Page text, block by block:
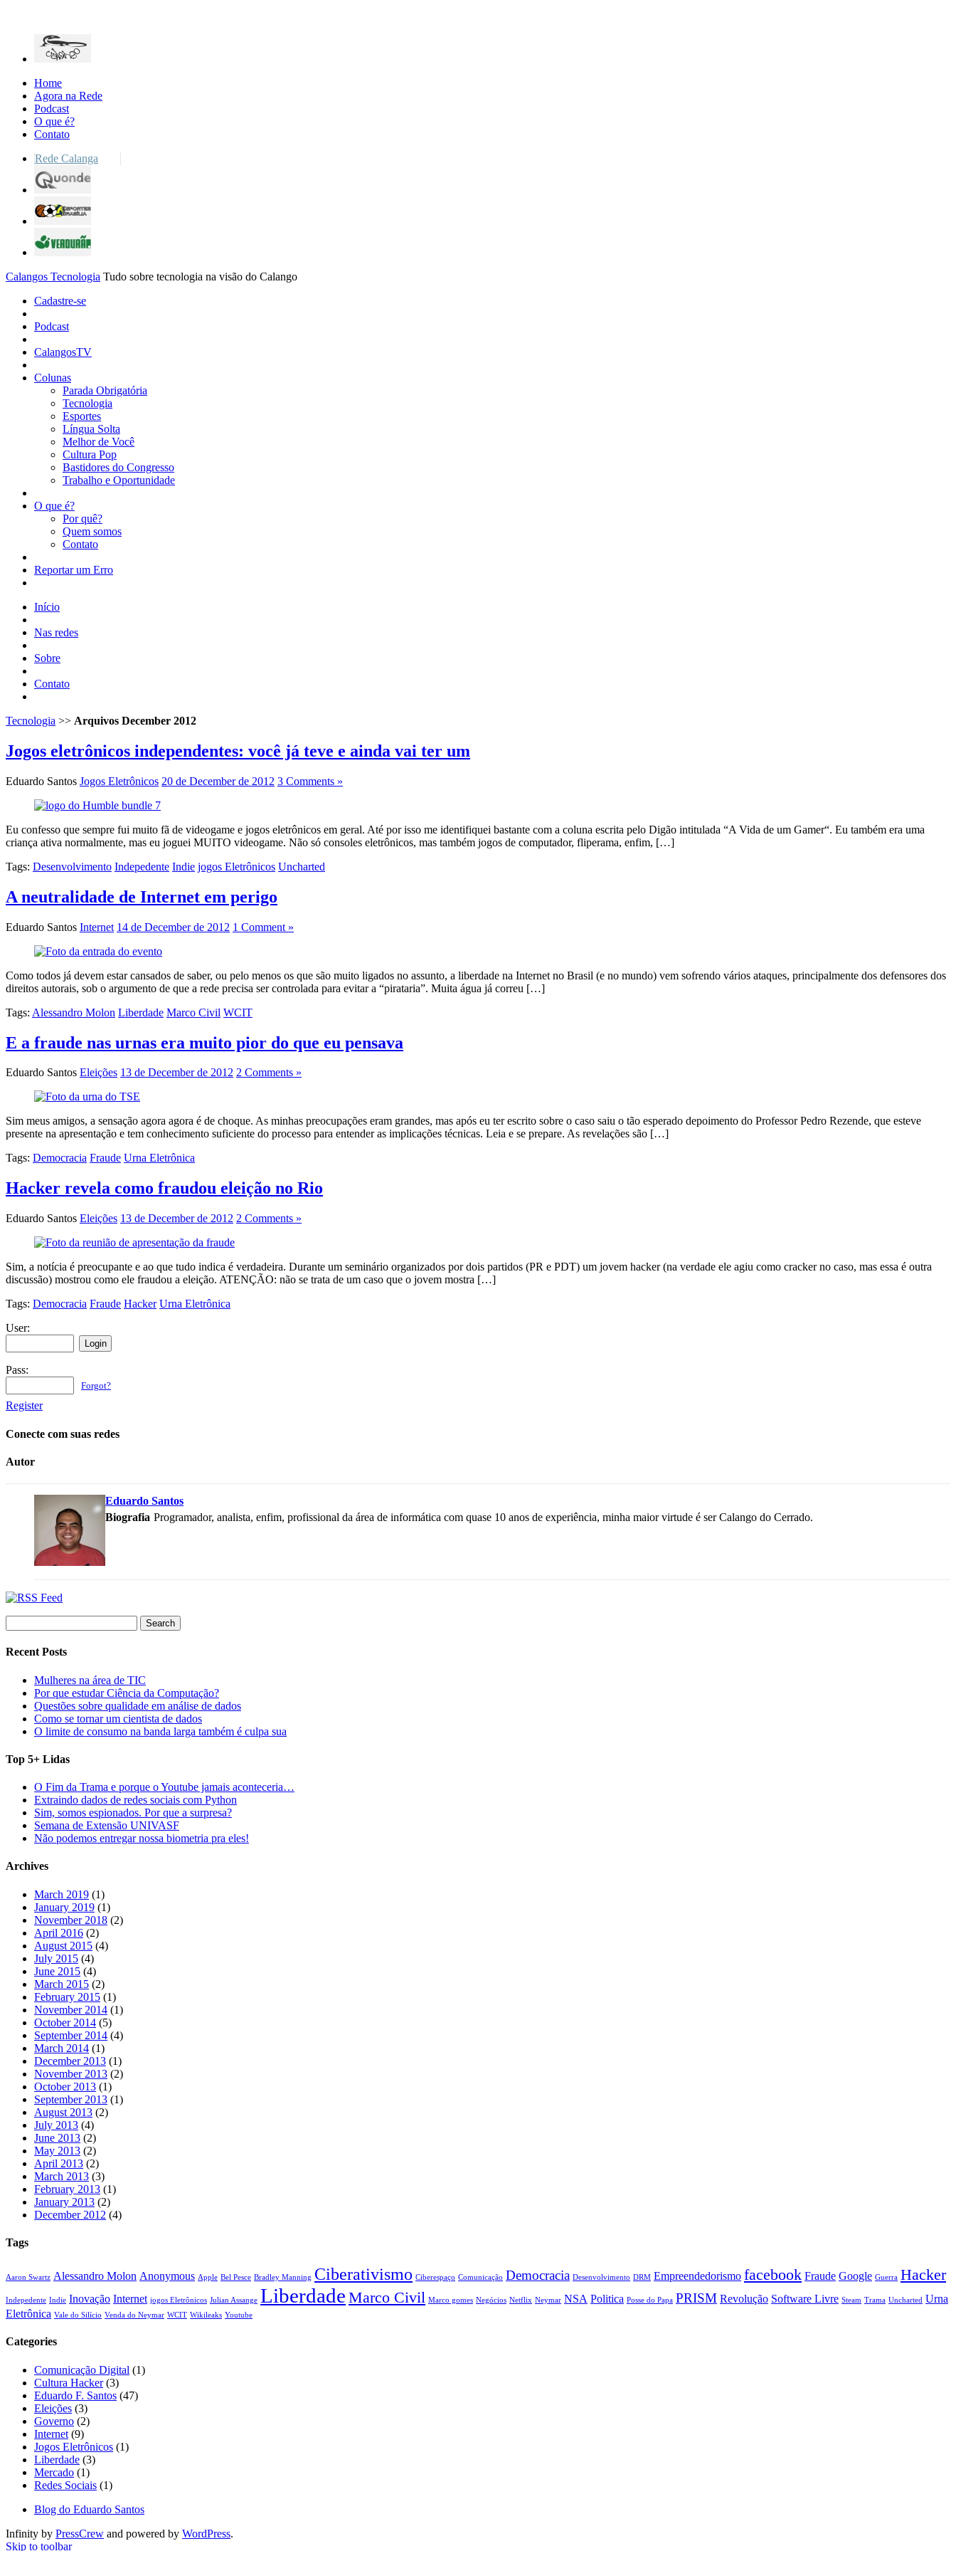
Home
Agora na Rede
Podcast
O que é?
Contato
Rede Calanga
Calangos Tecnologia Tudo sobre tecnologia na visão do Calango
Cadastre-se
Podcast
CalangosTV
Colunas
Parada Obrigatória
Tecnologia
Esportes
Língua Solta
Melhor de Você
Cultura Pop
Bastidores do Congresso
Trabalho e Oportunidade
O que é?
Por quê?
Quem somos
Contato
Reportar um Erro
Início
Nas redes
Sobre
Contato
Tecnologia >> Arquivos December 2012
Jogos eletrônicos independentes: você já teve e ainda vai ter um
Eduardo Santos Jogos Eletrônicos 20 de December de 2012 3 Comments »
Eu confesso que sempre fui muito fã de videogame e jogos eletrônicos em geral. Até por isso me identifiquei bastante com a coluna escrita pelo Digão intitulada “A Vida de um Gamer“. Eu também era uma
criança ativa normalmente, mas eu joguei MUITO videogame. Não só consoles eletrônicos, mas também jogos de computador, fliperama, enfim, […]
Tags: Desenvolvimento Indepedente Indie jogos Eletrônicos Uncharted
A neutralidade de Internet em perigo
Eduardo Santos Internet 14 de December de 2012 1 Comment »
Como todos já devem estar cansados de saber, ou pelo menos os que são muito ligados no assunto, a liberdade na Internet no Brasil (e no mundo) vem sofrendo vários ataques, principalmente dos defensores dos
direitos autorais, sob o argumento de que a rede precisa ser controlada para evitar a “pirataria”. Muita água já correu […]
Tags: Alessandro Molon Liberdade Marco Civil WCIT
E a fraude nas urnas era muito pior do que eu pensava
Eduardo Santos Eleições 13 de December de 2012 2 Comments »
Sim meus amigos, a sensação agora agora é de choque. As minhas preocupações eram grandes, mas após eu ter escrito sobre o caso saiu o tão esperado depoimento do Professor Pedro Rezende, que esteve
presente na apresentação e tem conhecimento suficiente do processo para entender as implicações técnicas. Leia e se prepare. As revelações são […]
Tags: Democracia Fraude Urna Eletrônica
Hacker revela como fraudou eleição no Rio
Eduardo Santos Eleições 13 de December de 2012 2 Comments »
Sim, a notícia é preocupante e ao que tudo indica é verdadeira. Durante um seminário organizados por dois partidos (PR e PDT) um jovem hacker (na verdade ele agiu como cracker no caso, mas essa é outra
discussão) mostrou como ele fraudou a eleição. ATENÇÃO: não se trata de um caso que o jovem mostra […]
Tags: Democracia Fraude Hacker Urna Eletrônica
User:
Pass:
Forgot?
Register
Conecte com suas redes
Autor
Eduardo Santos
Biografia Programador, analista, enfim, profissional da área de informática com quase 10 anos de experiência, minha maior virtude é ser Calango do Cerrado.
for:
Recent Posts
Mulheres na área de TIC
Por que estudar Ciência da Computação?
Questões sobre qualidade em análise de dados
Como se tornar um cientista de dados
O limite de consumo na banda larga também é culpa sua
Top 5+ Lidas
O Fim da Trama e porque o Youtube jamais aconteceria…
Extraindo dados de redes sociais com Python
Sim, somos espionados. Por que a surpresa?
Semana de Extensão UNIVASF
Não podemos entregar nossa biometria pra eles!
Archives
March 2019 (1)
January 2019 (1)
November 2018 (2)
April 2016 (2)
August 2015 (4)
July 2015 (4)
June 2015 (4)
March 2015 (2)
February 2015 (1)
November 2014 (1)
October 2014 (5)
September 2014 (4)
March 2014 (1)
December 2013 (1)
November 2013 (2)
October 2013 (1)
September 2013 (1)
August 2013 (2)
July 2013 (4)
June 2013 (2)
May 2013 (2)
April 2013 (2)
March 2013 (3)
February 2013 (1)
January 2013 (2)
December 2012 (4)
Tags
Aaron Swartz Alessandro Molon Anonymous Apple Bel Pesce Bradley Manning Ciberativismo Ciberespaço Comunicação Democracia Desenvolvimento DRM Empreendedorismo facebook Fraude Google Guerra Hacker
Indepedente Indie Inovação Internet jogos Eletrônicos Julian Assange Liberdade Marco Civil Marco gomes Negócios Netflix Neymar NSA Politica Posse do Papa PRISM Revolução Software Livre Steam Trama Uncharted Urna
Eletrônica Vale do Silício Venda do Neymar WCIT Wikileaks Youtube
Categories
Comunicação Digital (1)
Cultura Hacker(3)
Eduardo F. Santos (47)
Eleições (3)
Governo (2)
Internet (9)
Jogos Eletrônicos (1)
Liberdade (3)
Mercado (1)
Redes Sociais (1)
Blog do Eduardo Santos
Infinity by PressCrew and powered by WordPress.
Skip to toolbar